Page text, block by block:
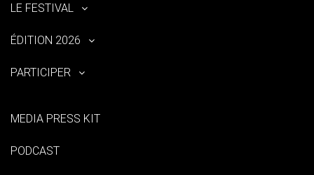
LE FESTIVAL
ÉDITION 2026
PARTICIPER
MEDIA PRESS KIT
PODCAST